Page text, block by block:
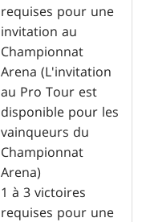
requises pour une
invitation au
Championnat
Arena (L'invitation
au Pro Tour est
disponible pour les
vainqueurs du
Championnat
Arena)
1 à 3 victoires
requises pour une